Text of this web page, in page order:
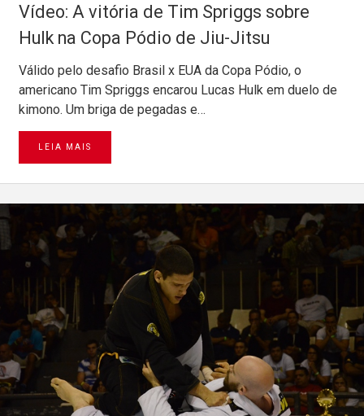
Vídeo: A vitória de Tim Spriggs sobre
Hulk na Copa Pódio de Jiu-Jitsu
Válido pelo desafio Brasil x EUA da Copa Pódio, o
americano Tim Spriggs encarou Lucas Hulk em duelo de
kimono. Um briga de pegadas e…
LEIA MAIS